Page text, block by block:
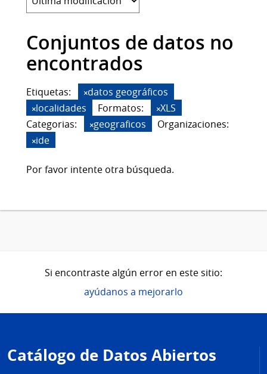
Conjuntos de datos no
encontrados
Etiquetas:
datos geográficos
localidades
Formatos:
XLS
Categorias:
geograficos
Organizaciones:
ide
Por favor intente otra búsqueda.
Si encontraste algún error en este sitio:
ayúdanos a mejorarlo
de
página
Catálogo de Datos Abiertos